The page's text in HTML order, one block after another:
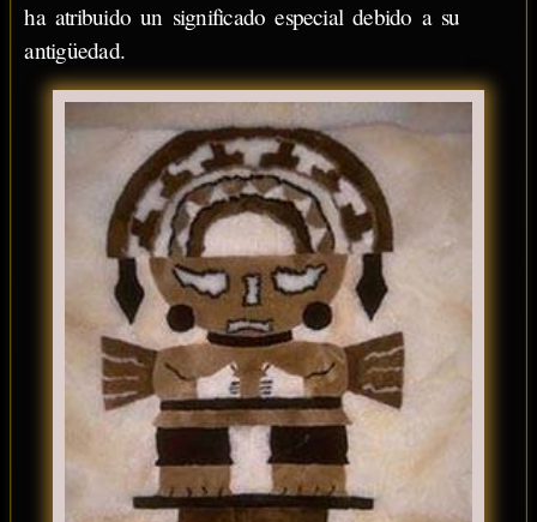
ha atribuido un significado especial debido a su
antigüedad.